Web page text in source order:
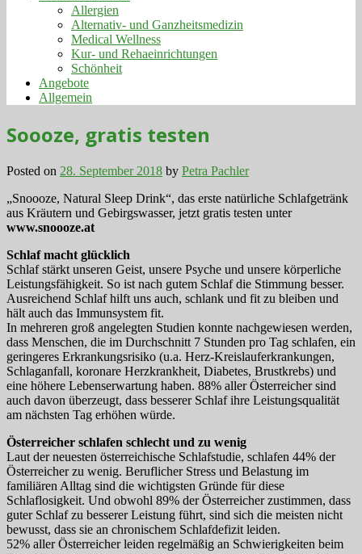
Allergien
Alternativ- und Ganzheitsmedizin
Medical Wellness
Kur- und Rehaeinrichtungen
Schönheit
Angebote
Allgemein
Soooze, gratis testen
Posted on 28. September 2018 by Petra Pachler
„Snoooze, Natural Sleep Drink“, das erste natürliche Schlafgetränk
aus Kräutern und Gebirgswasser, jetzt gratis testen unter
www.snoooze.at
Schlaf macht glücklich
Schlaf stärkt unseren Geist, unsere Psyche und unsere körperliche
Leistungsfähigkeit. So ist nach gutem Schlaf die Stimmung besser.
Ausreichend Schlaf hilft uns auch, schlank und fit zu bleiben und
hält auch das Immunsystem fit.
In mehreren groß angelegten Studien konnte nachgewiesen werden,
dass Menschen, die im Durchschnitt 7 Stunden pro Tag schlafen, ein
geringeres Erkrankungsrisiko (u.a. Herz-Kreislauferkrankungen,
Schlaganfall, koronare Herzkrankheit, Diabetes, Brustkrebs) und
eine höhere Lebenserwartung haben. 88% aller Österreicher sind
auch davon überzeugt, dass besserer Schlaf ihre Leistungsqualität
am nächsten Tag erhöhen würde.
Österreicher schlafen schlecht und zu wenig
Laut der neuesten österreichische Schlafstudie, schlafen 44% der
Österreicher zu wenig. Beruflicher Stress und Belastung im
familiären Alltag sind die wichtigsten Gründe für diese
Schlaflosigkeit. Und obwohl 89% der Österreicher zustimmen, dass
guter Schlaf zu besserer Leistung führt, sind sich die meisten nicht
bewusst, dass sie an chronischem Schlafdefizit leiden.
52% aller Österreicher leiden regelmäßig an Schwierigkeiten beim